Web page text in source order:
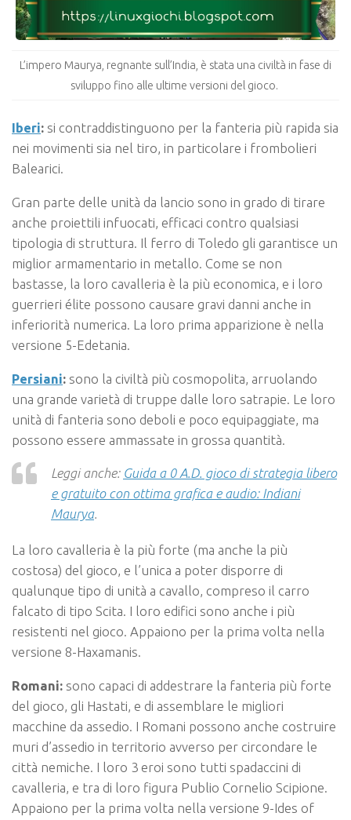
L’impero Maurya, regnante sull’India, è stata una civiltà in fase di
sviluppo fino alle ultime versioni del gioco.
Iberi: si contraddistinguono per la fanteria più rapida sia
nei movimenti sia nel tiro, in particolare i frombolieri
Balearici.
Gran parte delle unità da lancio sono in grado di tirare
anche proiettili infuocati, efficaci contro qualsiasi
tipologia di struttura. Il ferro di Toledo gli garantisce un
miglior armamentario in metallo. Come se non
bastasse, la loro cavalleria è la più economica, e i loro
guerrieri élite possono causare gravi danni anche in
inferiorità numerica. La loro prima apparizione è nella
versione 5-Edetania.
Persiani: sono la civiltà più cosmopolita, arruolando
una grande varietà di truppe dalle loro satrapie. Le loro
unità di fanteria sono deboli e poco equipaggiate, ma
possono essere ammassate in grossa quantità.
Leggi anche: Guida a 0 A.D. gioco di strategia libero
e gratuito con ottima grafica e audio: Indiani
Maurya.
La loro cavalleria è la più forte (ma anche la più
costosa) del gioco, e l’unica a poter disporre di
qualunque tipo di unità a cavallo, compreso il carro
falcato di tipo Scita. I loro edifici sono anche i più
resistenti nel gioco. Appaiono per la prima volta nella
versione 8-Haxamanis.
Romani: sono capaci di addestrare la fanteria più forte
del gioco, gli Hastati, e di assemblare le migliori
macchine da assedio. I Romani possono anche costruire
muri d’assedio in territorio avverso per circondare le
città nemiche. I loro 3 eroi sono tutti spadaccini di
cavalleria, e tra di loro figura Publio Cornelio Scipione.
Appaiono per la prima volta nella versione 9-Ides of